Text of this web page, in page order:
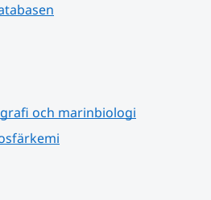
och marinbiologi